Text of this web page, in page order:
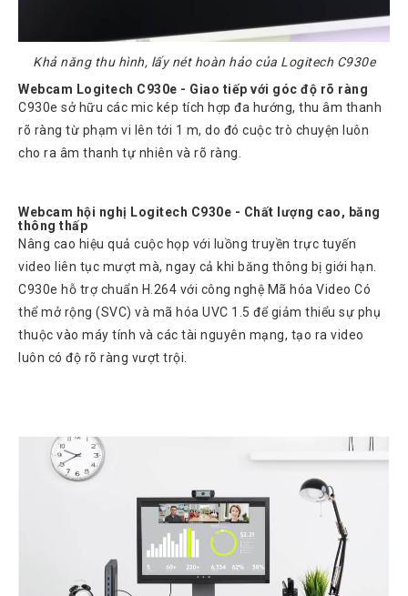
Khả năng thu hình, lấy nét hoàn hảo của Logitech C930e
Webcam Logitech C930e - Giao tiếp với góc độ rõ ràng
C930e sở hữu các mic kép tích hợp đa hướng, thu âm thanh
rõ ràng từ phạm vi lên tới 1 m, do đó cuộc trò chuyện luôn
cho ra âm thanh tự nhiên và rõ ràng.
Webcam hội nghị Logitech C930e - Chất lượng cao, băng
thông thấp
Nâng cao hiệu quả cuộc họp với luồng truyền trực tuyến
video liên tục mượt mà, ngay cả khi băng thông bị giới hạn.
C930e hỗ trợ chuẩn H.264 với công nghệ Mã hóa Video Có
thể mở rộng (SVC) và mã hóa UVC 1.5 để giảm thiểu sự phụ
thuộc vào máy tính và các tài nguyên mạng, tạo ra video
luôn có độ rõ ràng vượt trội.